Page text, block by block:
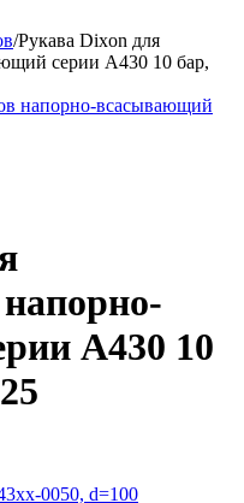
/Рукава Dixon для
серии А430 10 бар,
А430 10